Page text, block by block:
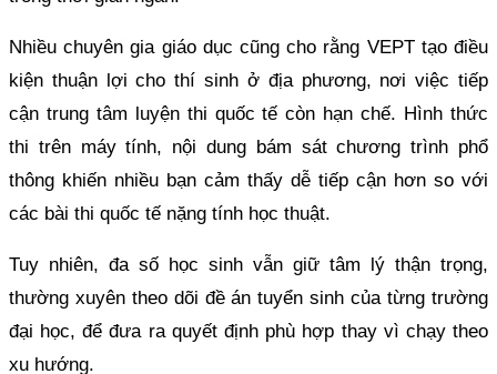
Nhiều chuyên gia giáo dục cũng cho rằng VEPT tạo điều
kiện thuận lợi cho thí sinh ở địa phương, nơi việc tiếp
cận trung tâm luyện thi quốc tế còn hạn chế. Hình thức
thi trên máy tính, nội dung bám sát chương trình phổ
thông khiến nhiều bạn cảm thấy dễ tiếp cận hơn so với
các bài thi quốc tế nặng tính học thuật.
Tuy nhiên, đa số học sinh vẫn giữ tâm lý thận trọng,
thường xuyên theo dõi đề án tuyển sinh của từng trường
đại học, để đưa ra quyết định phù hợp thay vì chạy theo
xu hướng.